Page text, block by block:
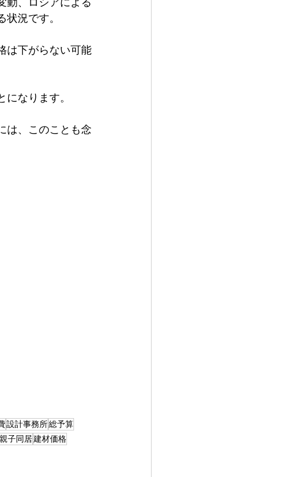
動、ロシアによる
況です。
は下がらない可能
なります。
は、このことも念
設計事務所総予算
親子同居建材価格